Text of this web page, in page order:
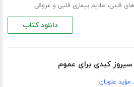
قلبی، علایم بیماری قلبی و عروقی
دانلود کتاب
سیروز کبدی برای عموم
علویان